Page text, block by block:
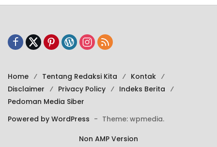
Home Tentang Redaksi Kita
Kontak
Disclaimer
Privacy Policy
Indeks Berita
Pedoman Media Siber
Powered by WordPress - Theme: wpmedia.
Non AMP Version